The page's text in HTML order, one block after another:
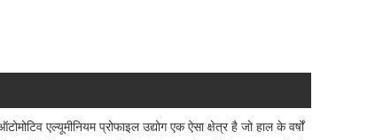
एल्यूमीनियम प्रोफाइल उद्योग एक ऐसा क्षेत्र है जो हाल के वर्षों